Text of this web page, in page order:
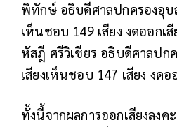
พิทักษ์ อธิบดีศาลปกครองอุบ
เห็นชอบ 149 เสียง งดออกเ
หัสฎี ศรีวิเชียร อธิบดีศาลปก
เสียงเห็นชอบ 147 เสียง งดอ
ทั้งนี้จากผลการออกเสียงลงค